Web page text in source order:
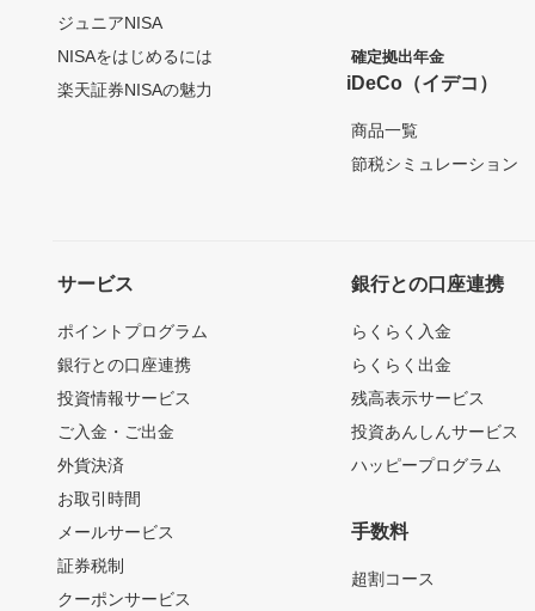
ジュニアNISA
NISAをはじめるには
楽天証券NISAの魅力
確定拠出年金
iDeCo（イデコ）
商品一覧
節税シミュレーション
サービス
ポイントプログラム
銀行との口座連携
投資情報サービス
ご入金・ご出金
外貨決済
お取引時間
メールサービス
証券税制
クーポンサービス
銀行との口座連携
らくらく入金
らくらく出金
残高表示サービス
投資あんしんサービス
ハッピープログラム
手数料
超割コース